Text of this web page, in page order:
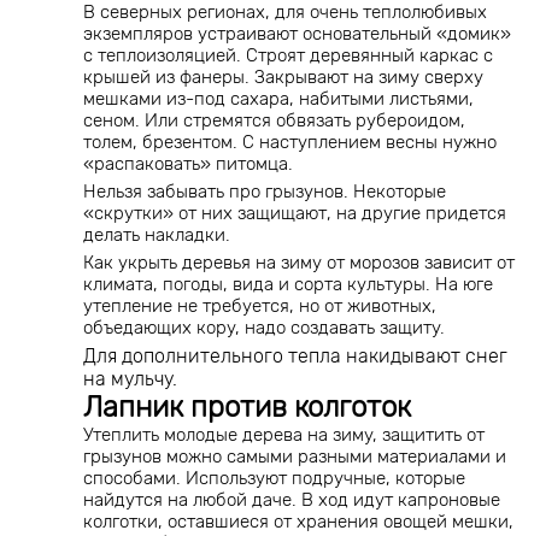
В северных регионах, для очень теплолюбивых
экземпляров устраивают основательный «домик»
с теплоизоляцией. Строят деревянный каркас с
крышей из фанеры. Закрывают на зиму сверху
мешками из-под сахара, набитыми листьями,
сеном. Или стремятся обвязать рубероидом,
толем, брезентом. С наступлением весны нужно
«распаковать» питомца.
Нельзя забывать про грызунов. Некоторые
«скрутки» от них защищают, на другие придется
делать накладки.
Как укрыть деревья на зиму от морозов зависит от
климата, погоды, вида и сорта культуры. На юге
утепление не требуется, но от животных,
объедающих кору, надо создавать защиту.
Для дополнительного тепла накидывают снег
на мульчу.
Лапник против колготок
Утеплить молодые дерева на зиму, защитить от
грызунов можно самыми разными материалами и
способами. Используют подручные, которые
найдутся на любой даче. В ход идут капроновые
колготки, оставшиеся от хранения овощей мешки,